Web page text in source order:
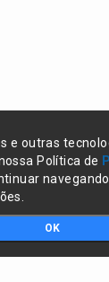
e outras
Política de
OK